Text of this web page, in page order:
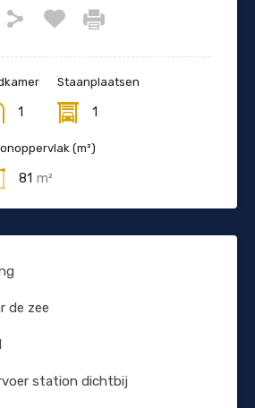
1
Staanplaatsen
1
(m²)
81 m²
de zee
station dichtbij